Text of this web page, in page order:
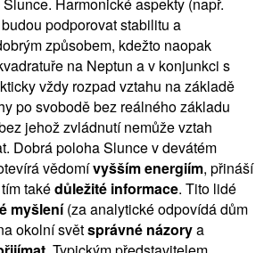
podporovat stabilitu a
způsobem, kdežto naopak
na Neptun a v konjunkci s
vždy rozpad vztahu na základě
po svobodě bez reálného základu
jehož zvládnutí nemůže vztah
Dobrá poloha Slunce v devátém
vědomívyšším energiím, přináší
takédůležité informace. Tito lidé
myšlení(za analytické odpovídá dům
okolní světsprávné názorya